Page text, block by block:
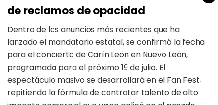
de reclamos de opacidad
Dentro de los anuncios más recientes que ha
lanzado el mandatario estatal, se confirmó la fecha
para el concierto de Carín León en Nuevo León,
programada para el próximo 19 de julio. El
espectáculo masivo se desarrollará en el Fan Fest,
repitiendo la fórmula de contratar talento de alto